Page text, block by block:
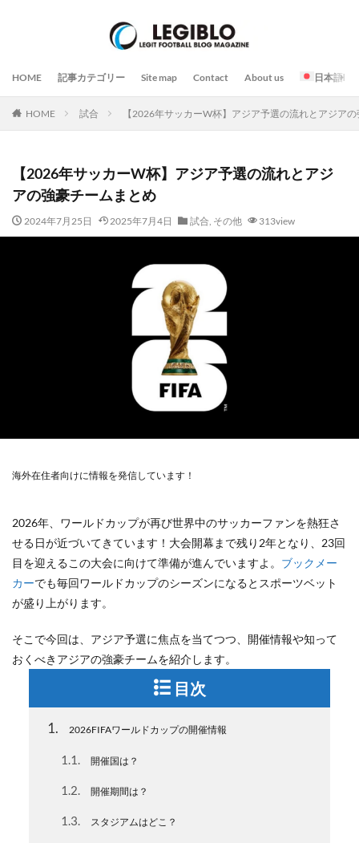
HOME 記事カテゴリー Site map Contact About us 日本語
HOME 試合 【2026年サッカーW杯】アジア予選の流れとアジア
【2026年サッカーW杯】アジア予選の流れとアジ
アの強豪チームまとめ
2024年7月25日 2025年7月4日 試合, その他 313view
海外在住者向けに情報を発信しています！
2026年、ワールドカップが再び世界中のサッカーファンを熱狂さ
せる日が近づいてきています！大会開幕まで残り2年となり、23回
目を迎えるこの大会に向けて準備が進んでいますよ。 ブックメー
カーでも毎回ワールドカップのシーズンになるとスポーツベット
が盛り上がります。
そこで今回は、アジア予選に焦点を当てつつ、開催情報や知って
おくべきアジアの強豪チームを紹介します。
目次
1 2026FIFAワールドカップの開催情報
1.1 開催国は？
1.2 開催期間は？
1.3 スタジアムはどこ？